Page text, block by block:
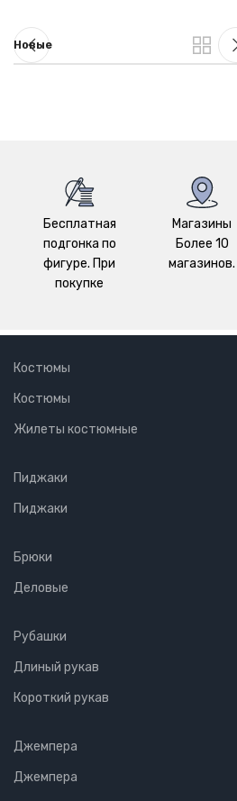
Новые
Бесплатная
подгонка по
фигуре. При
покупке
Магазины
Более 10
магазинов.
Костюмы
Костюмы
Жилеты костюмные
Пиджаки
Пиджаки
Брюки
Деловые
Рубашки
Длиный рукав
Короткий рукав
Джемпера
Джемпера